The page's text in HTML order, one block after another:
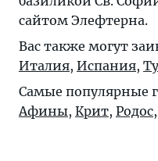
сайтом Элефтерна.
Вас также могут
Италия, Испания,
Самые популярные
Афины, Крит, Родос,